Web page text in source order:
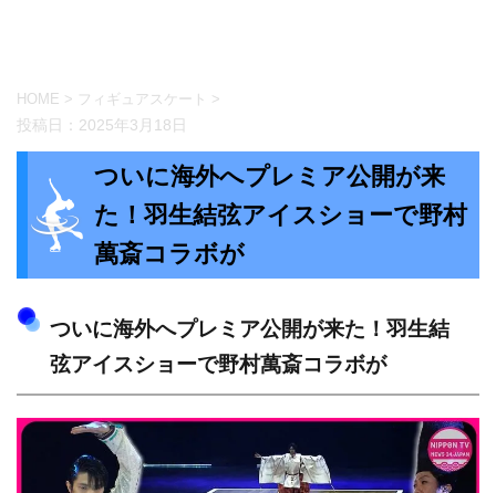
HOME > フィギュアスケート >
投稿日： 2025年3月18日
ついに海外へプレミア公開が来
た！羽生結弦アイスショーで野村
萬斎コラボが
ついに海外へプレミア公開が来た！羽生結
弦アイスショーで野村萬斎コラボが